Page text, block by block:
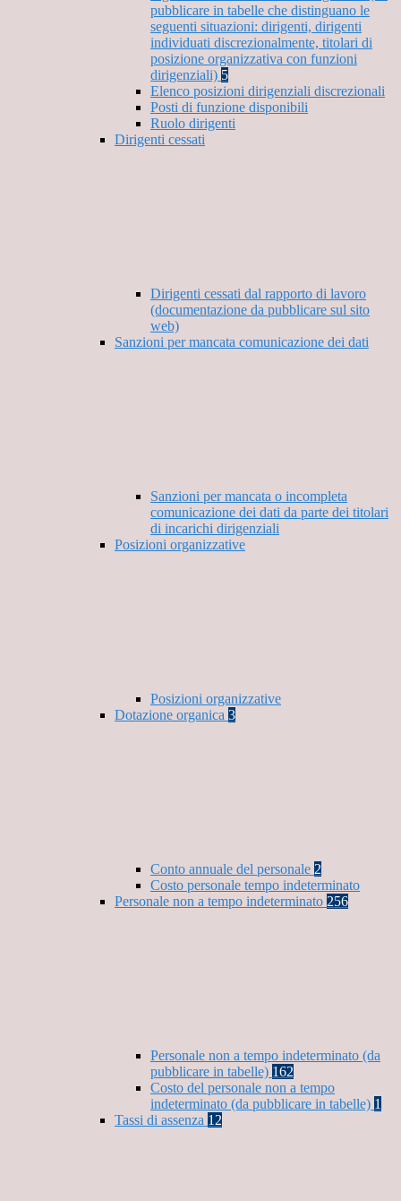
pubblicare in tabelle che distinguano le
seguenti situazioni: dirigenti, dirigenti
individuati discrezionalmente, titolari di
posizione organizzativa con funzioni
dirigenziali) 5
Elenco posizioni dirigenziali discrezionali
Posti di funzione disponibili
Ruolo dirigenti
Dirigenti cessati
Dirigenti cessati dal rapporto di lavoro
(documentazione da pubblicare sul sito
web)
Sanzioni per mancata comunicazione dei dati
Sanzioni per mancata o incompleta
comunicazione dei dati da parte dei titolari
di incarichi dirigenziali
Posizioni organizzative
Posizioni organizzative
Dotazione organica 3
Conto annuale del personale 2
Costo personale tempo indeterminato
Personale non a tempo indeterminato 256
Personale non a tempo indeterminato (da
pubblicare in tabelle) 162
Costo del personale non a tempo
indeterminato (da pubblicare in tabelle) 1
Tassi di assenza 12